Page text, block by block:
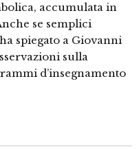
accumulata in
se semplici
spiegato a Giovanni
sulla
d’insegnamento